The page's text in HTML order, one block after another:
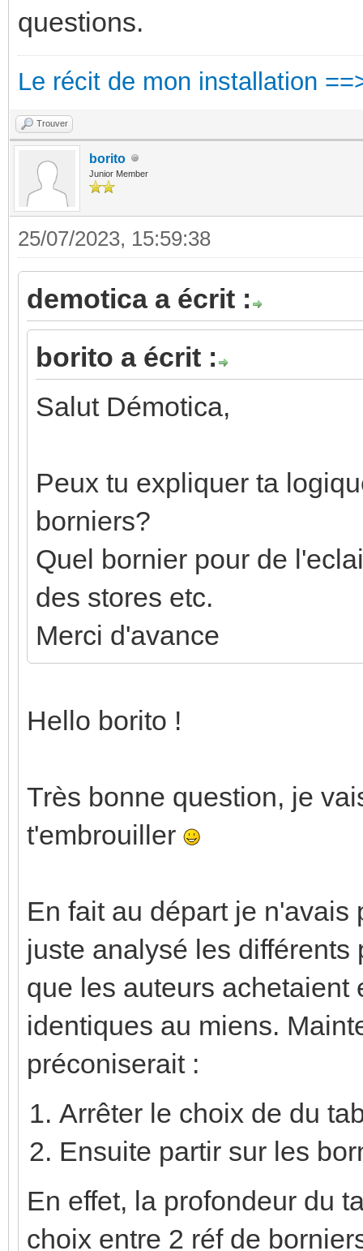
questions.
Le récit de mon installation
Trouver
borito
Junior Member
25/07/2023, 15:59:38
demotica a écrit :
borito a écrit :
Salut Démotica,
Peux tu expliquer ta
borniers?
Quel bornier pour de
des stores etc.
Merci d'avance
Hello borito !
Très bonne question, je
t'embrouiller
En fait au départ je
juste analysé les
que les auteurs achetaient
identiques au miens.
préconiserait :
Arrêter le choix de du
Ensuite partir sur les
En effet, la profondeur du
choix entre 2 réf de